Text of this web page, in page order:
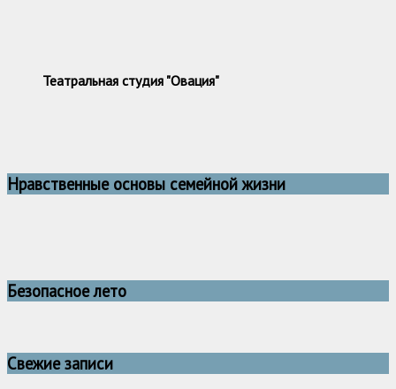
Театральная студия "Овация"
Нравственные основы семейной жизни
Безопасное лето
Свежие записи